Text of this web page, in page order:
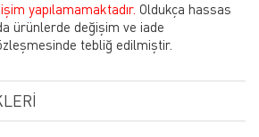
yapılamamaktadır. Oldukça hassas
ürünlerde değişim ve iade
tebliğ edilmiştir.